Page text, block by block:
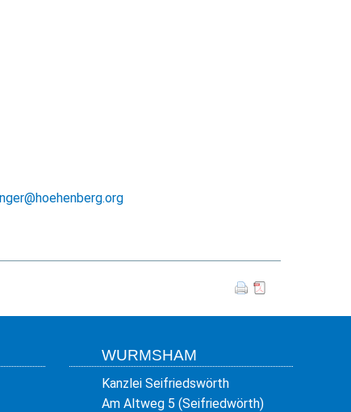
WURMSHAM
Kanzlei Seifriedswörth
Am Altweg 5 (Seifriedwörth)